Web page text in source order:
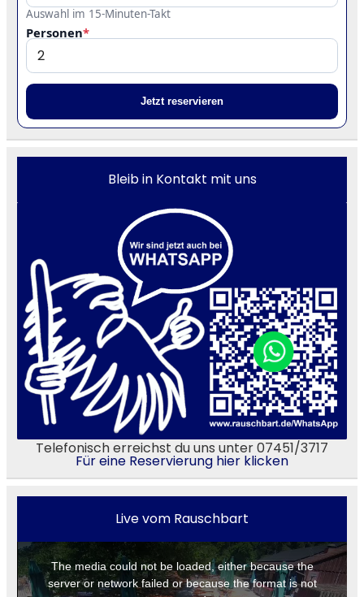
Auswahl im 15-Minuten-Takt
Personen*
Jetzt reservieren
Bleib in Kontakt mit uns
Telefonisch erreichst du uns unter 07451/3717
Für eine Reservierung hier klicken
Live vom Rauschbart